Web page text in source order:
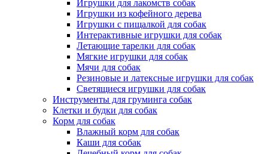
Игрушки для лакомств собак
Игрушки из кофейного дерева
Игрушки с пищалкой для собак
Интерактивные игрушки для собак
Летающие тарелки для собак
Мягкие игрушки для собак
Мячи для собак
Резиновые и латексные игрушки для собак
Светящиеся игрушки для собак
Инструменты для груминга собак
Клетки и будки для собак
Корм для собак
Влажный корм для собак
Каши для собак